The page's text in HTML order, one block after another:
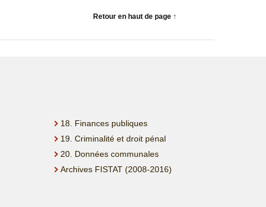
Retour en haut de page ↑
18. Finances publiques
19. Criminalité et droit pénal
20. Données communales
Archives FISTAT (2008-2016)